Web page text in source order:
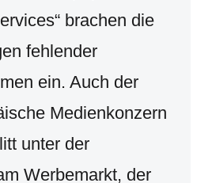
brachen die
fehlender
ein. Auch der
Medienkonzern
unter der
Werbemarkt, der